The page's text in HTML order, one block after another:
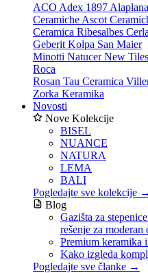
ACO Adex 1897 Alaplana
Ceramiche Ascot
Ceramica Ribesalbes
Geberit Kolpa San Maier
Minotti NatucerNew Tiles
Roca
Rosan Tau Ceramica
Zorka Keramika
Novosti
Nove Kolekcije
BISEL
NUANCE
NATURA
LEMA
BALI
Pogledajte sve kolekcije →
Blog
Gazišta za
rešenje za moderan
Premium keramika
Kako izgleda
Pogledajte sve članke →